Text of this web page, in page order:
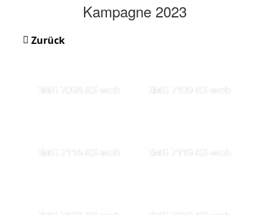
Kampagne 2023
Zurück
IMG 7098-KS-web IMG 7109-KS-web
IMG 7116-KS-web IMG 7119-KS-web